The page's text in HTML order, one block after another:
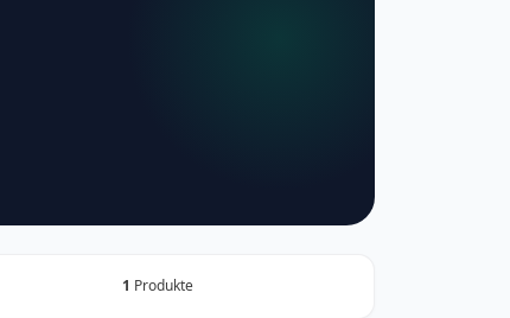
1 Produkte